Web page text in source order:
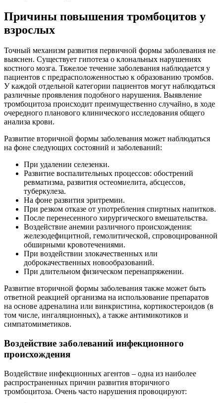
Причины повышения тромбоцитов у
взрослых
Точный механизм развития первичной формы заболевания не
выяснен. Существует гипотеза о клональных нарушениях
костного мозга. Тяжелое течение заболевания наблюдается у
пациентов с предрасположенностью к образованию тромбов.
У каждой отдельной категории пациентов могут наблюдаться
различные проявления подобного нарушения. Выявление
тромбоцитоза происходит преимущественно случайно, в ходе
очередного планового клинического исследования общего
анализа крови.
Развитие вторичной формы заболевания может наблюдаться
на фоне следующих состояний и заболеваний:
При удалении селезенки.
Развитие воспалительных процессов: обострений
ревматизма, развития остеомиелита, абсцессов,
туберкулеза.
На фоне развития эритремии.
При резком отказе от употребления спиртных напитков.
После перенесенного хирургического вмешательства.
Воздействие анемии различного происхождения:
железодефицитной, гемолитической, спровоцированной
обширными кровотечениями.
При воздействии злокачественных или
доброкачественных новообразований.
При длительном физическом перенапряжении.
Развитие вторичной формы заболевания также может быть
ответной реакцией организма на использование препаратов
на основе адреналина или винкристина, кортикостероидов (в
том числе, ингаляционных), а также антимикотиков и
симпатомиметиков.
Воздействие заболеваний инфекционного
происхождения
Воздействие инфекционных агентов – одна из наиболее
распространенных причин развития вторичного
тромбоцитоза. Очень часто нарушения провоцируют: